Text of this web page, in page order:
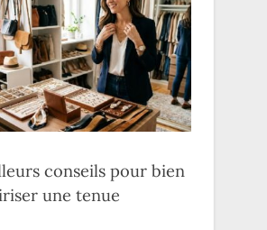
conseils pour bien
une tenue